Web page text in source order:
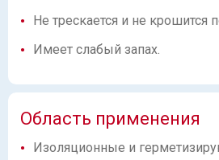
Не трескается и не крошится
Имеет слабый запах.
Область применения
Изоляционные и